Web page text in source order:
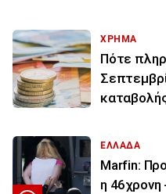
ΧΡΗΜΑ
Πότε
ΕΛΛΑΔΑ
Marfin:
η 46χρονη